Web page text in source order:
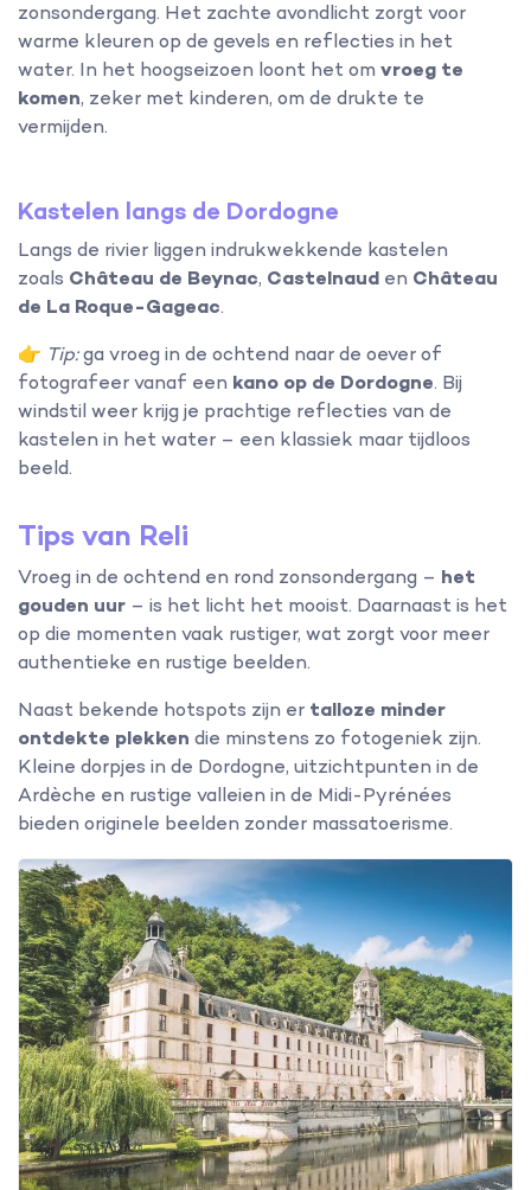
zonsondergang. Het zachte avondlicht zorgt voor
warme kleuren op de gevels en reflecties in het
water. In het hoogseizoen loont het om vroeg te
komen, zeker met kinderen, om de drukte te
vermijden.
Kastelen langs de Dordogne
Langs de rivier liggen indrukwekkende kastelen
zoals Château de Beynac, Castelnaud en Château
de La Roque-Gageac.
👉 Tip:ga vroeg in de ochtend naar de oever of
fotografeer vanaf een kano op de Dordogne. Bij
windstil weer krijg je prachtige reflecties van de
kastelen in het water – een klassiek maar tijdloos
beeld.
Tips van Reli
Vroeg in de ochtend en rond zonsondergang – het
gouden uur – is het licht het mooist. Daarnaast is het
op die momenten vaak rustiger, wat zorgt voor meer
authentieke en rustige beelden.
Naast bekende hotspots zijn er talloze minder
ontdekte plekken die minstens zo fotogeniek zijn.
Kleine dorpjes in de Dordogne, uitzichtpunten in de
Ardèche en rustige valleien in de Midi-Pyrénées
bieden originele beelden zonder massatoerisme.